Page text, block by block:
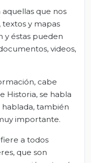
que nos
y mapas
y éstas pueden
videos,
cabe
Historia, se habla
hablada, también
importante.
a todos
que son